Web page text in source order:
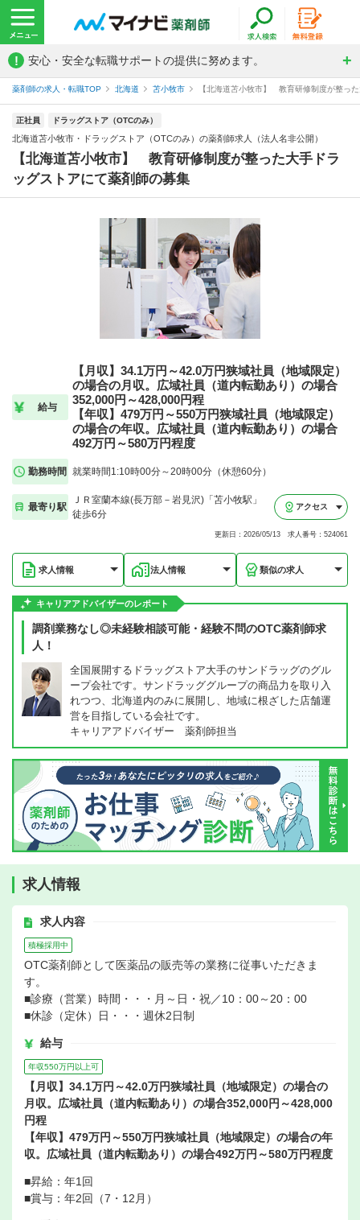
! 安心・安全な転職サポートの提供に努めます。
薬剤師の求人・転職TOP 北海道 苫小牧市 【北海道苫小牧市】 教育研修制度が整っ
正社員 ドラッグストア（OTCのみ）
北海道苫小牧市・ドラッグストア（OTCのみ）の薬剤師求人（法人名非公開）
【北海道苫小牧市】 教育研修制度が整った大手ドラ
ッグストアにて薬剤師の募集
給与
【月収】34.1万円～42.0万円狭域社員（地域限定）
の場合の月収。広域社員（道内転勤あり）の場合
352,000円～428,000円程
【年収】479万円～550万円狭域社員（地域限定）
の場合の年収。広域社員（道内転勤あり）の場合
492万円～580万円程度
勤務時間 就業時間1:10時00分～20時00分（休憩60分）
最寄り駅
ＪＲ室蘭本線(長万部－岩見沢)「苫小牧駅」
徒歩6分
アクセス
更新日：2026/05/13 求人番号：524061
求人情報 法人情報 類似の求人
キャリアアドバイザーのレポート
調剤業務なし◎未経験相談可能・経験不問のOTC薬剤師求
人！
全国展開するドラッグストア大手のサンドラッグのグル
ープ会社です。サンドラッググループの商品力を取り入
れつつ、北海道内のみに展開し、地域に根ざした店舗運
営を目指している会社です。
キャリアアドバイザー 薬剤師担当
求人情報
求人内容
積極採用中
OTC薬剤師として医薬品の販売等の業務に従事いただきま
す。
■診療（営業）時間・・・月～日・祝／10：00～20：00
■休診（定休）日・・・週休2日制
給与
年収550万円以上可
【月収】34.1万円～42.0万円狭域社員（地域限定）の場合の
月収。広域社員（道内転勤あり）の場合352,000円～428,000
円程
【年収】479万円～550万円狭域社員（地域限定）の場合の年
収。広域社員（道内転勤あり）の場合492万円～580万円程度
■昇給：年1回
■賞与：年2回（7・12月）